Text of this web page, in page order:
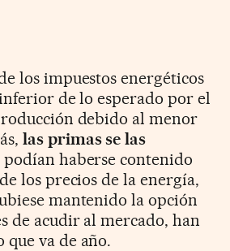
los impuestos energéticos
de lo esperado por el
debido al menor
las primas se las
podían haberse contenido
los precios de la energía,
mantenido la opción
de acudir al mercado, han
que va de año.